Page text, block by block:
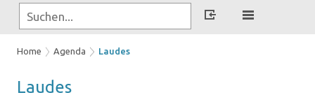
Home Agenda Laudes
Lau­des